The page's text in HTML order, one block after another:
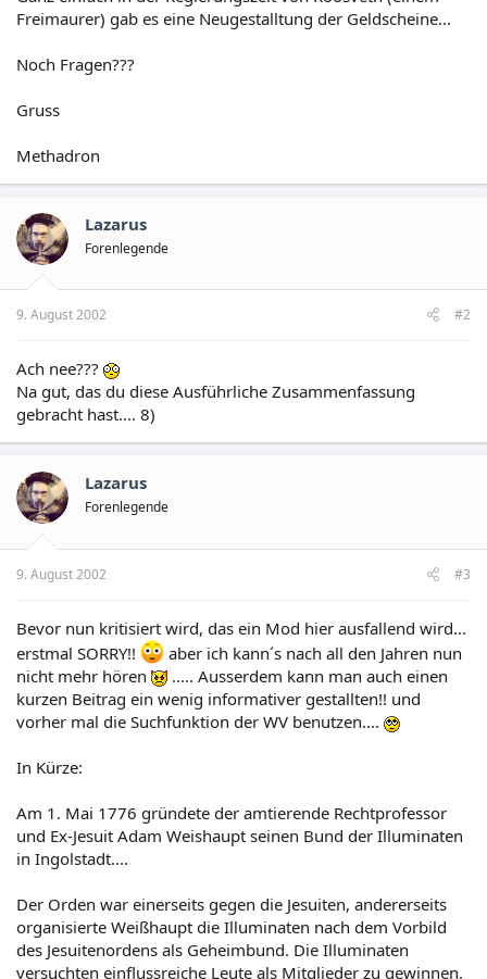
Freimaurer) gab es eine Neugestalltung der Geldscheine...
Noch Fragen???
Gruss
Methadron
Lazarus
Forenlegende
9. August 2002 #2
Ach nee???
Na gut, das du diese Ausführliche Zusammenfassung
gebracht hast.... 8)
Lazarus
Forenlegende
9. August 2002 #3
Bevor nun kritisiert wird, das ein Mod hier ausfallend wird...
erstmal SORRY!!
aber ich kann´s nach all den Jahren nun
nicht mehr hören
..... Ausserdem kann man auch einen
kurzen Beitrag ein wenig informativer gestallten!! und
vorher mal die Suchfunktion der WV benutzen....
In Kürze:
Am 1. Mai 1776 gründete der amtierende Rechtprofessor
und Ex-Jesuit Adam Weishaupt seinen Bund der Illuminaten
in Ingolstadt....
Der Orden war einerseits gegen die Jesuiten, andererseits
organisierte Weißhaupt die Illuminaten nach dem Vorbild
des Jesuitenordens als Geheimbund. Die Illuminaten
versuchten einflussreiche Leute als Mitglieder zu gewinnen.